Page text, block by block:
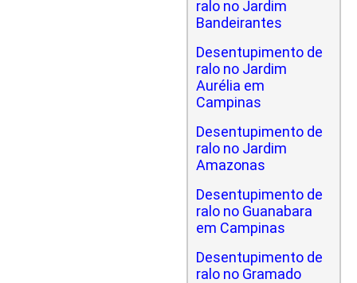
ralo no Jardim
Bandeirantes
Desentupimento de
ralo no Jardim
Aurélia em
Campinas
Desentupimento de
ralo no Jardim
Amazonas
Desentupimento de
ralo no Guanabara
em Campinas
Desentupimento de
ralo no Gramado